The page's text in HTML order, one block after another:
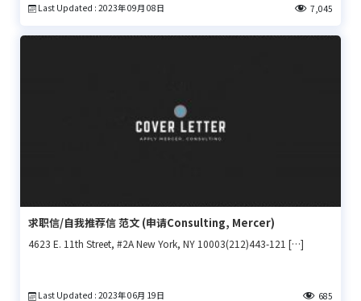
Last Updated : 2023年 09月 08日 7,045
求职信/自我推荐信 范文 (申请Consulting, Mercer)
4623 E. 11th Street, #2A New York, NY 10003(212)443-121 […]
Last Updated : 2023年 06月 19日 685